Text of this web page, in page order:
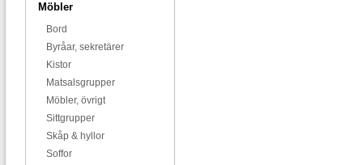
Möbler
Bord
Byråar, sekretärer
Kistor
Matsalsgrupper
Möbler, övrigt
Sittgrupper
Skåp & hyllor
Soffor